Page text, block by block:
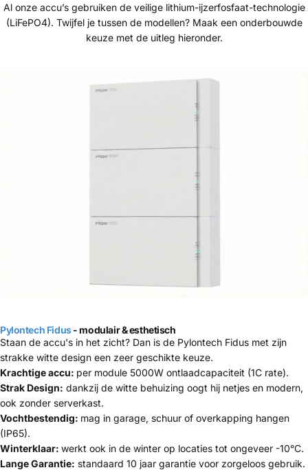
Al onze accu’s gebruiken de veilige lithium-ijzerfosfaat-technologie
(LiFePO4). Twijfel je tussen de modellen? Maak een onderbouwde
keuze met de uitleg hieronder.
Pylontech Fidus- modulair & esthetisch
Staan de accu's in het zicht? Dan is de Pylontech Fidus met zijn
strakke witte design een zeer geschikte keuze.
Krachtige accu: per module 5000W ontlaadcapaciteit (1C rate).
Strak Design: dankzij de witte behuizing oogt hij netjes en modern,
ook zonder serverkast.
Vochtbestendig: mag in garage, schuur of overkapping hangen
(IP65).
Winterklaar: werkt ook in de winter op locaties tot ongeveer -10°C.
Lange Garantie: standaard 10 jaar garantie voor zorgeloos gebruik.